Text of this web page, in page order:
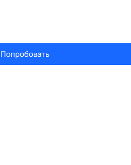
Попробовать